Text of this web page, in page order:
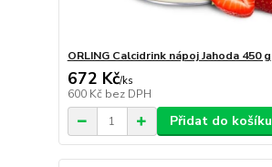
ORLING Calcidrink nápoj Jahoda 450 g
672 Kč/ks
600 Kč bez DPH
Přidat do košíku